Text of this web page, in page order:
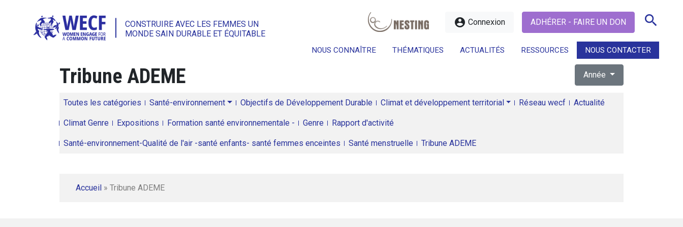
CONSTRUIRE AVEC LES FEMMES UN
MONDE SAIN DURABLE ET ÉQUITABLE
account_circle Connexion ADHÉRER - FAIRE UN DON search
NOUS CONNAÎTRE THÉMATIQUES ACTUALITÉS RESSOURCES NOUS CONTACTER
search
Tribune ADEME Année
Toutes les catégories Santé-environnement Objectifs de Développement Durable Climat et développement territorial Réseau wecf Actualité
Climat Genre Expositions Formation santé environnementale - Genre Rapport d'activité
Santé-environnement-Qualité de l'air -santé enfants- santé femmes enceintes Santé menstruelle Tribune ADEME
Accueil » Tribune ADEME